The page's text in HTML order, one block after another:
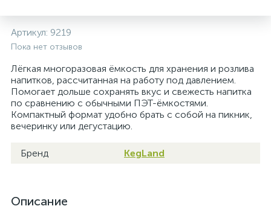
Артикул: 9219
Пока нет отзывов
Лёгкая многоразовая ёмкость для хранения и розлива
напитков, рассчитанная на работу под давлением.
Помогает дольше сохранять вкус и свежесть напитка
по сравнению с обычными ПЭТ-ёмкостями.
Компактный формат удобно брать с собой на пикник,
вечеринку или дегустацию.
Бренд KegLand
Описание